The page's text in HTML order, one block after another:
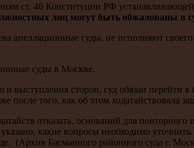
ст. 46 Конституции РФ
лиц могут быть обжалованы в
апелляционные суды, не исполняют
суды в Москве.
и выступления сторон, суд обязан перейти
после того, как об этом ходатайствовала
отказать, оснований для
какие вопросы необходимо
(Архив Басманного районного суда г.